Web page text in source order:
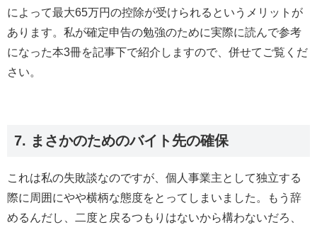
によって最大65万円の控除が受けられるというメリットが
あります。私が確定申告の勉強のために実際に読んで参考
になった本3冊を記事下で紹介しますので、併せてご覧くだ
さい。
7. まさかのためのバイト先の確保
これは私の失敗談なのですが、個人事業主として独立する
際に周囲にやや横柄な態度をとってしまいました。もう辞
めるんだし、二度と戻るつもりはないから構わないだろ、